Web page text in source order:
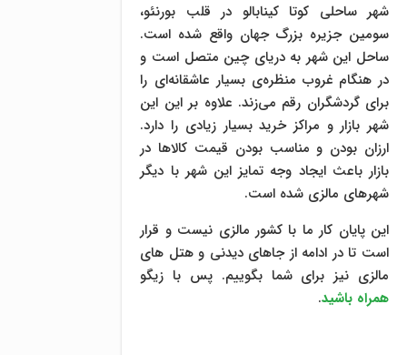
شهر ساحلی کوتا کینابالو در قلب بورنئو،
سومین جزیره بزرگ جهان واقع شده است.
ساحل این شهر به دریای چین متصل است و
در هنگام غروب منظره‌ی بسیار عاشقانه‌ای را
برای گردشگران رقم می‌زند. علاوه بر این این
شهر بازار و مراکز خرید بسیار زیادی را دارد.
ارزان بودن و مناسب بودن قیمت کالاها در
بازار باعث ایجاد وجه تمایز این شهر با دیگر
شهرهای مالزی شده است.
این پایان کار ما با کشور مالزی نیست و قرار
است تا در ادامه از جاهای دیدنی و هتل های
مالزی نیز برای شما بگوییم. پس با زیگو
همراه باشید.